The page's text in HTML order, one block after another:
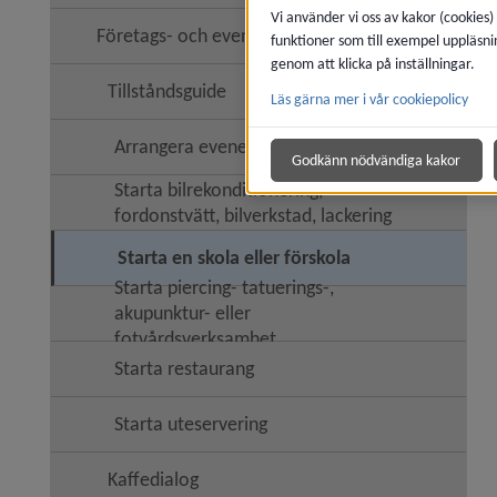
Företags- och evenemangslots
Tillståndsguide
Arrangera evenemang
Starta bilrekonditionering,
fordonstvätt, bilverkstad, lackering
Starta en skola eller förskola
Starta piercing- tatuerings-,
akupunktur- eller
fotvårdsverksamhet
Starta restaurang
Starta uteservering
Kaffedialog
Vi använder vi oss av kakor
funktioner som till exempel
genom att klicka på inställningar.
Läs gärna mer i vår cookiepolicy
Godkänn nödvändiga kakor